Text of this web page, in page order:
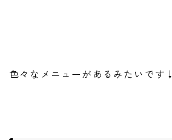
色々なメニューがあるみたいです↓